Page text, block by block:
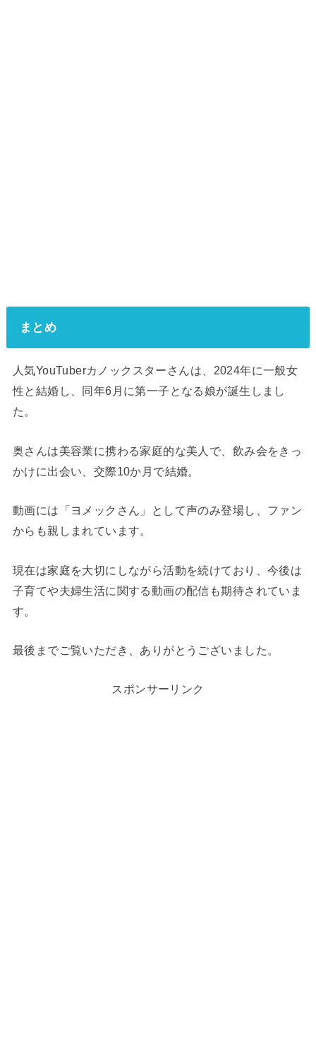
まとめ
人気YouTuberカノックスターさんは、2024年に一般女
性と結婚し、同年6月に第一子となる娘が誕生しまし
た。
奥さんは美容業に携わる家庭的な美人で、飲み会をきっ
かけに出会い、交際10か月で結婚。
動画には「ヨメックさん」として声のみ登場し、ファン
からも親しまれています。
現在は家庭を大切にしながら活動を続けており、今後は
子育てや夫婦生活に関する動画の配信も期待されていま
す。
最後までご覧いただき、ありがとうございました。
スポンサーリンク